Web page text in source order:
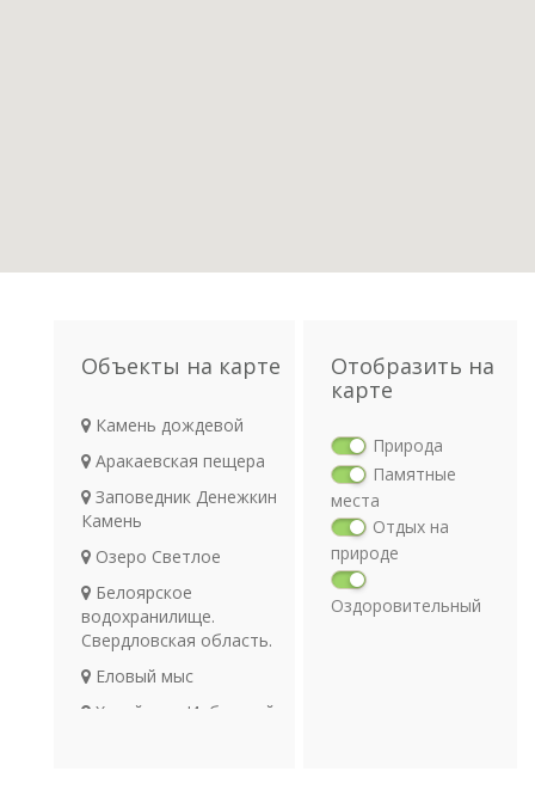
Объекты на карте
Камень дождевой
Аракаевская пещера
Заповедник Денежкин
Камень
Озеро Светлое
Белоярское
водохранилище.
Свердловская область.
Еловый мыс
Хозяйство Ирбитский
Отобразить на
карте
Природа
Памятные
места
Отдых на
природе
Оздоровительный